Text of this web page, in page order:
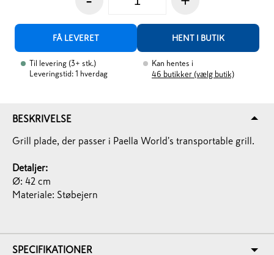
FÅ LEVERET HENT I BUTIK
Til levering (3+ stk.)
Leveringstid: 1 hverdag
Kan hentes i
46 butikker (vælg butik)
BESKRIVELSE
Grill plade, der passer i Paella World's transportable grill.
Detaljer:
Ø: 42 cm
Materiale: Støbejern
SPECIFIKATIONER